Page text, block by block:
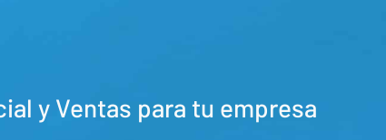
y Ventas para tu empresa